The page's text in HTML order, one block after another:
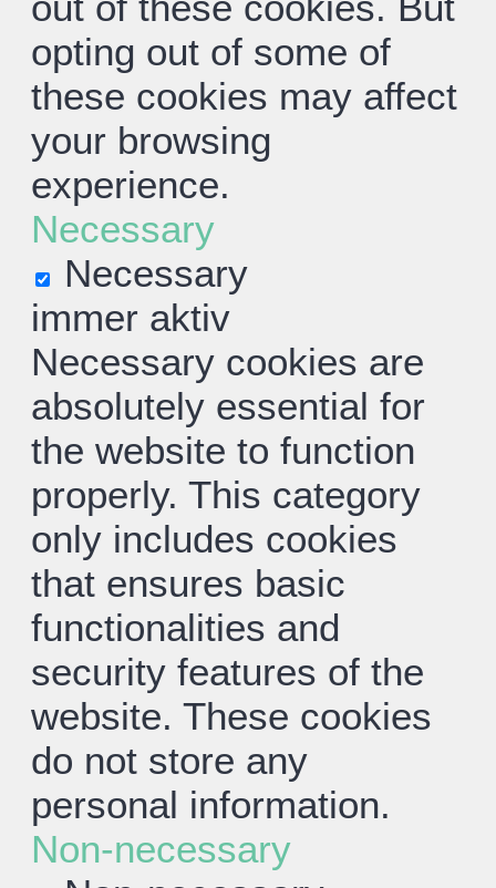
opting out of some of
these cookies may affect
your browsing
experience.
Necessary
Necessary
immer aktiv
Necessary cookies are
absolutely essential for
the website to function
properly. This category
only includes cookies
that ensures basic
functionalities and
security features of the
website. These cookies
do not store any
personal information.
Non-necessary